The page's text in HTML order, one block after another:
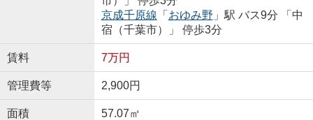
京成千原線 「 おゆみ野 」駅 バス9分 「中
宿（千葉市）」 停歩3分
賃料 7万円
管理費等 2,900円
面積 57.07㎡